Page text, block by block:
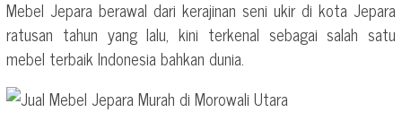
Mebel Jepara berawal dari kerajinan seni ukir di kota Jepara
ratusan tahun yang lalu, kini terkenal sebagai salah satu
mebel terbaik Indonesia bahkan dunia.